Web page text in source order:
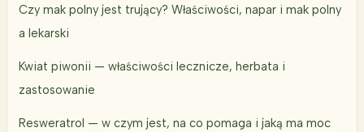
Czy mak polny jest trujący? Właściwości, napar i mak polny
a lekarski
Kwiat piwonii — właściwości lecznicze, herbata i
zastosowanie
Resweratrol — w czym jest, na co pomaga i jaką ma moc